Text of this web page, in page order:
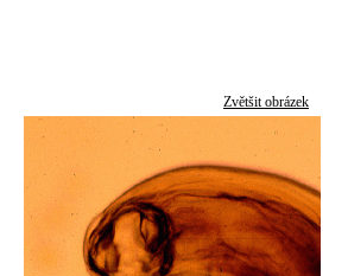
Zvětšit obrázek